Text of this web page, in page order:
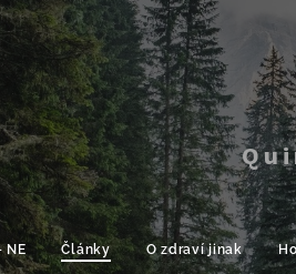
NE Články O zdraví jinak